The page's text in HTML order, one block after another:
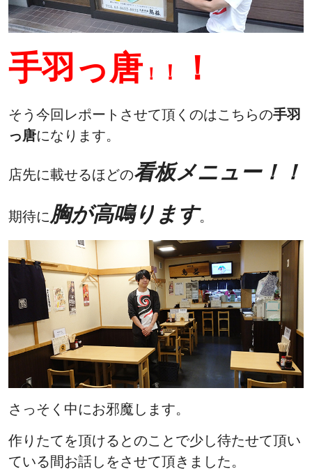
手羽っ唐 ！ ！ ！
そう今回レポートさせて頂くのはこちらの手羽
っ唐になります。
店先に載せるほどの看板メニュー！！
期待に胸が高鳴ります。
さっそく中にお邪魔します。
作りたてを頂けるとのことで少し待たせて頂い
ている間お話しをさせて頂きました。